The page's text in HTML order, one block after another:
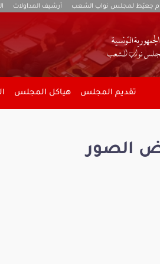
جعيّط لمجلس نواب الشعب أرشيف المداولات
تقديم المجلس هياكل المجلس
الصور